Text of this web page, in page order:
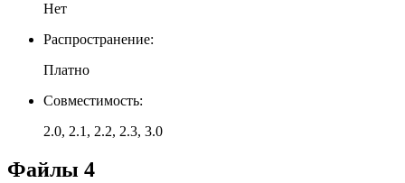
Нет
Распространение:
Платно
Совместимость:
2.0, 2.1, 2.2, 2.3, 3.0
Файлы 4